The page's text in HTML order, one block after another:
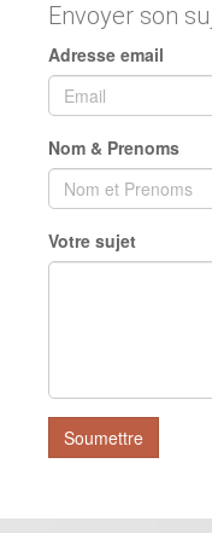
Envoyer son
Adresse email
Nom & Prenoms
Votre sujet
Soumettre